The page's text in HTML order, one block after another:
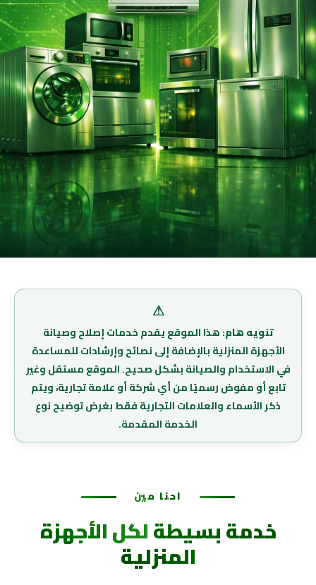
⚠
تنويه هام:هذا الموقع يقدم خدمات إصلاح وصيانة
الأجهزة المنزلية بالإضافة إلى نصائح وإرشادات للمساعدة
في الاستخدام والصيانة بشكل صحيح. الموقع مستقل وغير
تابع أو مفوض رسميًا من أي شركة أو علامة تجارية، ويتم
ذكر الأسماء والعلامات التجارية فقط بغرض توضيح نوع
الخدمة المقدمة.
احنا مين
خدمة بسيطةلكل الأجهزة
المنزلية